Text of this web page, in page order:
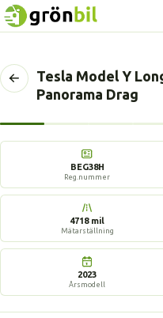
Tillbaka
sida
Tesla Model Y
Panorama Drag
BEG38H
Reg.nummer
4718 mil
Mätarställning
2023
Årsmodell